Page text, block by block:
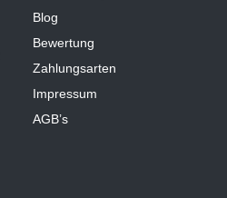
Blog
Bewertung
Zahlungsarten
Impressum
AGB’s